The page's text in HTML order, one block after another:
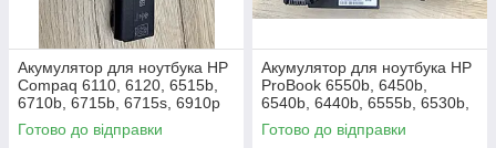
Акумулятор для ноутбука HP
Compaq 6110, 6120, 6515b,
6710b, 6715b, 6715s, 6910p
(HSTNN-DB28) Знос 6–20 %
Вживаний, клас A
Готово до відправки
Акумулятор для ноутбука HP
ProBook 6550b, 6450b,
6540b, 6440b, 6555b, 6530b,
6930p, 8440p, 6730 (TD06)
Знос 5–20 % Вживана A
Готово до відправки